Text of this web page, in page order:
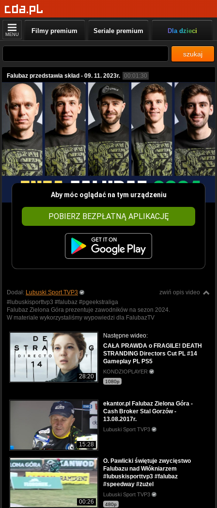
MENU Filmy premium Seriale premium Dla dzieci
szukaj
Falubaz przedstawia skład - 09. 11. 2023r. 00:01:30
Aby móc oglądać na tym urządzeniu
POBIERZ BEZPŁATNĄ APLIKACJĘ
zwiń opis video
Dodał: Lubuski Sport TVP3
#lubuskisporttvp3 #falubaz #pgeekstraliga
Falubaz Zielona Góra prezentuje zawodników na sezon 2024.
W materiale wykorzystaliśmy wypowiedzi dla FalubazTV
28:20
Następne wideo:
CAŁA PRAWDA o FRAGILE! DEATH
STRANDING Directors Cut PL #14
Gameplay PL PS5
KONDZIOPLAYER
1080p
15:28
ekantor.pl Falubaz Zielona Góra -
Cash Broker Stal Gorzów -
13.08.2017r.
Lubuski Sport TVP3
00:26
O. Pawlicki świętuje zwycięstwo
Falubazu nad Włókniarzem
#lubuskisporttvp3 #falubaz
#speedway #żużel
Lubuski Sport TVP3
480p